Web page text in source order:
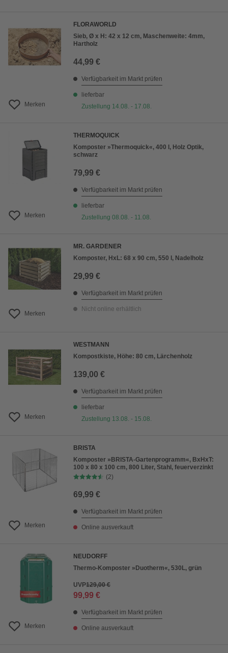
Merken
FLORAWORLD
Sieb, Ø x H: 42 x 12 cm, Maschenweite: 4mm,
Hartholz
44,99 €
Verfügbarkeit im Markt prüfen
lieferbar
Zustellung 14.08. - 17.08.
Merken
THERMOQUICK
Komposter »Thermoquick«, 400 l, Holz Optik,
schwarz
79,99 €
Verfügbarkeit im Markt prüfen
lieferbar
Zustellung 08.08. - 11.08.
Merken
MR. GARDENER
Komposter, HxL: 68 x 90 cm, 550 l, Nadelholz
29,99 €
Verfügbarkeit im Markt prüfen
Nicht online erhältlich
Merken
WESTMANN
Kompostkiste, Höhe: 80 cm, Lärchenholz
139,00 €
Verfügbarkeit im Markt prüfen
lieferbar
Zustellung 13.08. - 15.08.
Merken
BRISTA
Komposter »BRISTA-Gartenprogramm«, BxHxT:
100 x 80 x 100 cm, 800 Liter, Stahl, feuerverzinkt
(2)
69,99 €
Verfügbarkeit im Markt prüfen
Online ausverkauft
Merken
NEUDORFF
Thermo-Komposter »Duotherm«, 530L, grün
UVP129,00 €
99,99 €
Verfügbarkeit im Markt prüfen
Online ausverkauft